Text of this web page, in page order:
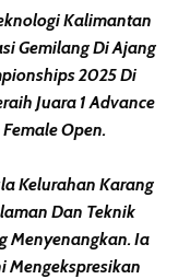
Kalimantan
Gemilang Di Ajang
2025 Di
Juara 1 Advance
Open.
Kelurahan Karang
Dan Teknik
Menyenangkan. Ia
Mengekspresikan